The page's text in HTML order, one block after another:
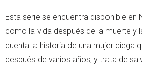
Esta serie se encuentra disponible
como la vida después de la muerte y
cuenta la historia de una mujer ciega
después de varios años, y trata de